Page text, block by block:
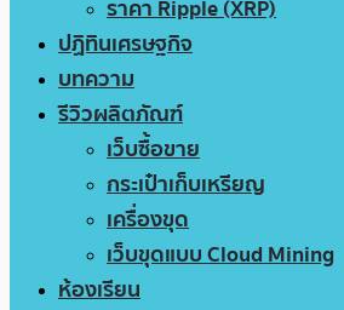
ราคา Ripple (XRP)
ปฏิทินเศรษฐกิจ
บทความ
รีวิวผลิตภัณฑ์
เว็บซื้อขาย
กระเป๋าเก็บเหรียญ
เครื่องขุด
เว็บขุดแบบ Cloud Mining
ห้องเรียน